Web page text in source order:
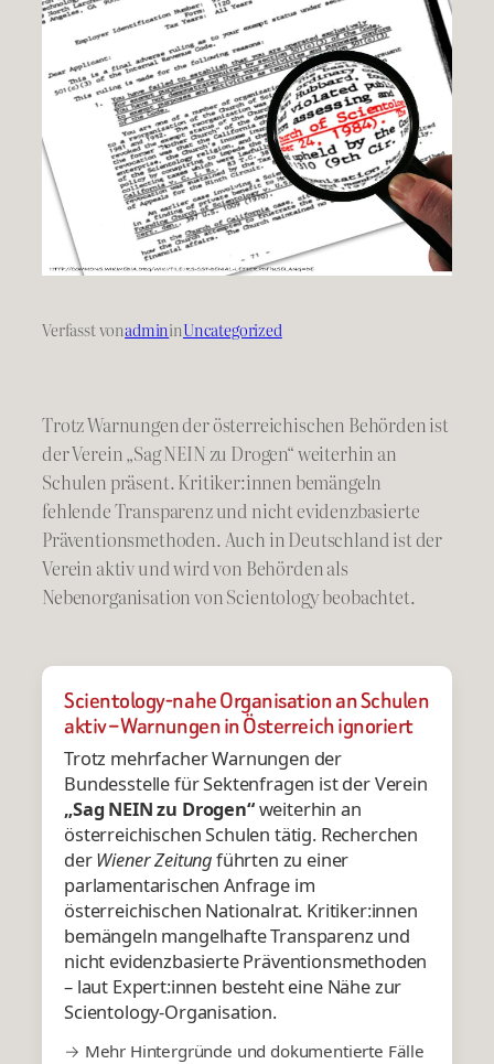
Verfasst vonadmininUncategorized
Trotz Warnungen der österreichischen Behörden ist
der Verein „Sag NEIN zu Drogen“ weiterhin an
Schulen präsent. Kritiker:innen bemängeln
fehlende Transparenz und nicht evidenzbasierte
Präventionsmethoden. Auch in Deutschland ist der
Verein aktiv und wird von Behörden als
Nebenorganisation von Scientology beobachtet.
Scientology-nahe Organisation an Schulen
aktiv – Warnungen in Österreich ignoriert
Trotz mehrfacher Warnungen der
Bundesstelle für Sektenfragen ist der Verein
„Sag NEIN zu Drogen“weiterhin an
österreichischen Schulen tätig. Recherchen
derWiener Zeitungführten zu einer
parlamentarischen Anfrage im
österreichischen Nationalrat. Kritiker:innen
bemängeln mangelhafte Transparenz und
nicht evidenzbasierte Präventionsmethoden
– laut Expert:innen besteht eine Nähe zur
Scientology-Organisation.
→ Mehr Hintergründe und dokumentierte Fälle